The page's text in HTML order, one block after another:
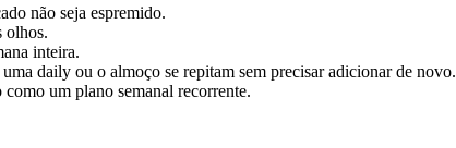
não seja espremido.
olhos.
inteira.
daily ou o almoço se repitam sem precisar adicionar de novo.
um plano semanal recorrente.